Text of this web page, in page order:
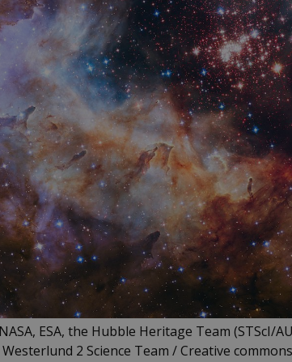
ESA, the Hubble Heritage Team (STScI/
Westerlund 2 Science Team / Creative